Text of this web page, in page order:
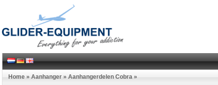
Home » Aanhanger » Aanhangerdelen Cobra »